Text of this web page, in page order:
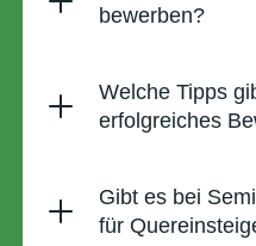
bewerben?
Welche Tipps
erfolgreiches
Gibt es bei
für